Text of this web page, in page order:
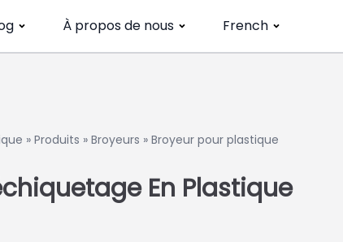
À propos de nous French
» Produits » Broyeurs » Broyeur pour plastique
En Plastique